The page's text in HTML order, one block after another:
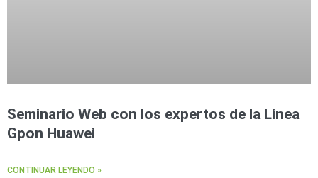
Seminario Web con los expertos de la Linea
Gpon Huawei
CONTINUAR LEYENDO »